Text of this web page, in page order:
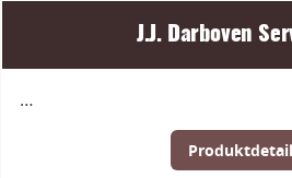
J.J. Darboven
…